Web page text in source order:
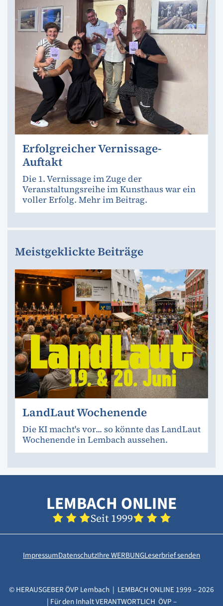
Erfolgreicher Vernissage-
Auftakt
Die 1. Vernissage im Zuge der
Veranstaltungsreihe im Kunsthaus war ein
voller Erfolg. Mehr im Beitrag.
Meistgeklickte Beiträge
LandLaut Wochenende
Die KI macht's vor... so könnte das LandLaut
Wochenende in Lembach aussehen.
LEMBACH ONLINE
Seit 1999
ImpressumDatenschutzIhre WERBUNGLeserbrief senden
© HERAUSGEBER ÖVP Lembach | LEMBACH ONLINE 1999 – 2026
| Für den Inhalt VERANTWORTLICH ÖVP –